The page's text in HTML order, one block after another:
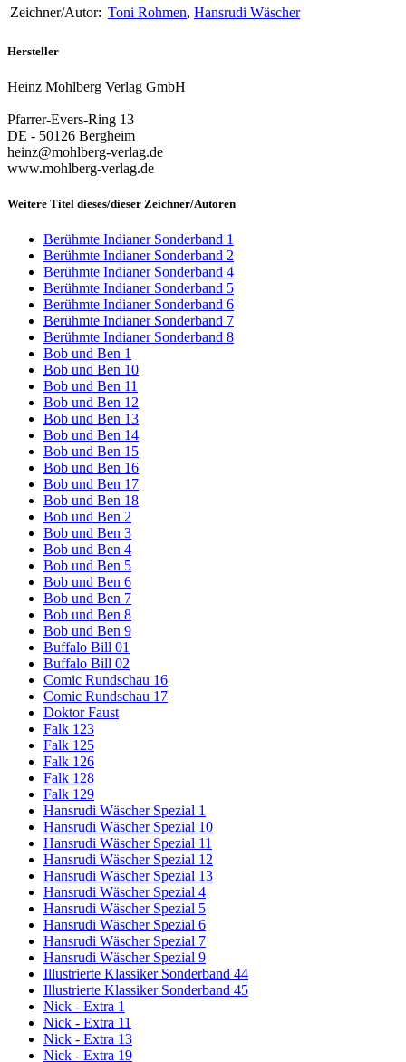
Zeichner/Autor: Toni Rohmen, Hansrudi Wäscher
Hersteller
Heinz Mohlberg Verlag GmbH
Pfarrer-Evers-Ring 13
DE - 50126 Bergheim
heinz@mohlberg-verlag.de
www.mohlberg-verlag.de
Weitere Titel dieses/dieser Zeichner/Autoren
Berühmte Indianer Sonderband 1
Berühmte Indianer Sonderband 2
Berühmte Indianer Sonderband 4
Berühmte Indianer Sonderband 5
Berühmte Indianer Sonderband 6
Berühmte Indianer Sonderband 7
Berühmte Indianer Sonderband 8
Bob und Ben 1
Bob und Ben 10
Bob und Ben 11
Bob und Ben 12
Bob und Ben 13
Bob und Ben 14
Bob und Ben 15
Bob und Ben 16
Bob und Ben 17
Bob und Ben 18
Bob und Ben 2
Bob und Ben 3
Bob und Ben 4
Bob und Ben 5
Bob und Ben 6
Bob und Ben 7
Bob und Ben 8
Bob und Ben 9
Buffalo Bill 01
Buffalo Bill 02
Comic Rundschau 16
Comic Rundschau 17
Doktor Faust
Falk 123
Falk 125
Falk 126
Falk 128
Falk 129
Hansrudi Wäscher Spezial 1
Hansrudi Wäscher Spezial 10
Hansrudi Wäscher Spezial 11
Hansrudi Wäscher Spezial 12
Hansrudi Wäscher Spezial 13
Hansrudi Wäscher Spezial 4
Hansrudi Wäscher Spezial 5
Hansrudi Wäscher Spezial 6
Hansrudi Wäscher Spezial 7
Hansrudi Wäscher Spezial 9
Illustrierte Klassiker Sonderband 44
Illustrierte Klassiker Sonderband 45
Nick - Extra 1
Nick - Extra 11
Nick - Extra 13
Nick - Extra 19